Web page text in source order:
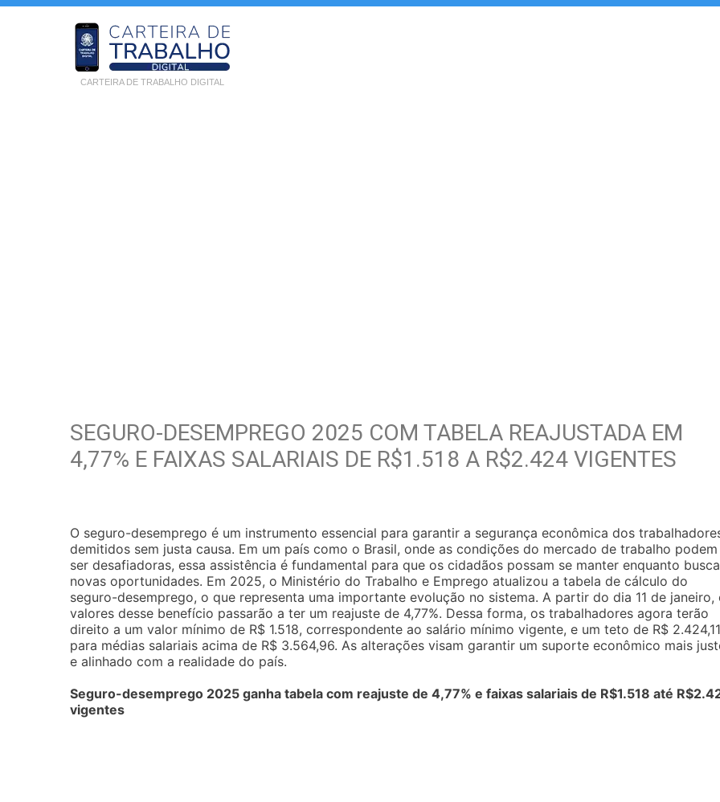
CARTEIRA DE TRABALHO DIGITAL
SEGURO-DESEMPREGO 2025 COM TABELA REAJUSTADA EM
4,77% E FAIXAS SALARIAIS DE R$1.518 A R$2.424 VIGENTES
O seguro-desemprego é um instrumento essencial para garantir a segurança econômica dos
demitidos sem justa causa. Em um país como o Brasil, onde as condições do mercado de trabalho podem
ser desafiadoras, essa assistência é fundamental para que os cidadãos possam se manter enquanto
novas oportunidades. Em 2025, o Ministério do Trabalho e Emprego atualizou a tabela de cálculo do
seguro-desemprego, o que representa uma importante evolução no sistema. A partir do dia 11 de janeiro,
valores desse benefício passarão a ter um reajuste de 4,77%. Dessa forma, os trabalhadores agora terão
direito a um valor mínimo de R$ 1.518, correspondente ao salário mínimo vigente, e um teto de R$ 2.424,11
para médias salariais acima de R$ 3.564,96. As alterações visam garantir um suporte econômico mais
e alinhado com a realidade do país.
Seguro-desemprego 2025 ganha tabela com reajuste de 4,77% e faixas salariais de R$1.518 até
vigentes